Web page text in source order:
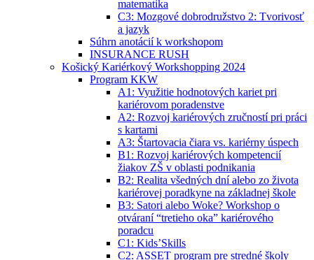
matematika
C3: Mozgové dobrodružstvo 2: Tvorivosť
a jazyk
Súhrn anotácií k workshopom
INSURANCE RUSH
Košický Kariérkový Workshopping 2024
Program KKW
A1: Využitie hodnotových kariet pri
kariérovom poradenstve
A2: Rozvoj kariérových zručností pri práci
s kartami
A3: Štartovacia čiara vs. kariérny úspech
B1: Rozvoj kariérových kompetencií
žiakov ZŠ v oblasti podnikania
B2: Realita všedných dní alebo zo života
kariérovej poradkyne na základnej škole
B3: Satori alebo Woke? Workshop o
otváraní “tretieho oka” kariérového
poradcu
C1: Kids’Skills
C2: ASSET program pre stredné školy